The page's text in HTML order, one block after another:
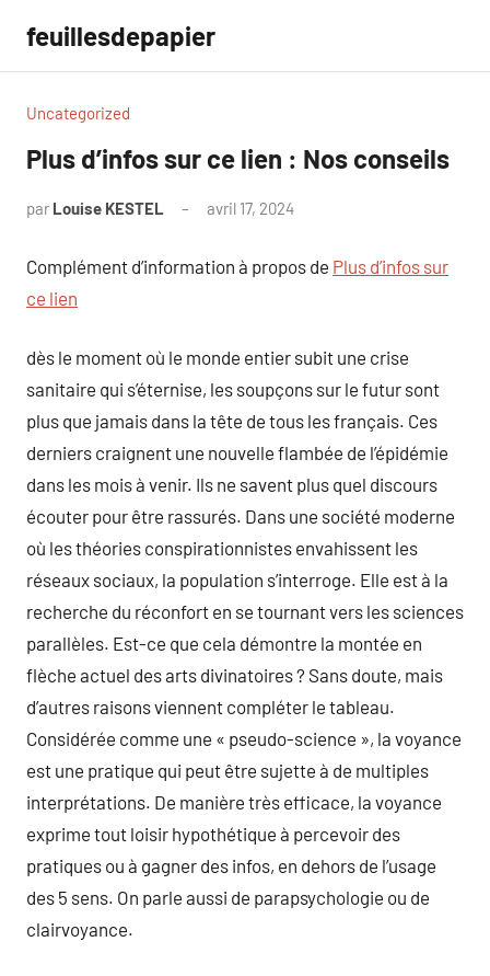
contenu
feuillesdepapier
Uncategorized
Plus d’infos sur ce lien : Nos conseils
par Louise KESTEL avril 17, 2024
Complément d’information à propos de Plus d’infos sur
ce lien
dès le moment où le monde entier subit une crise
sanitaire qui s’éternise, les soupçons sur le futur sont
plus que jamais dans la tête de tous les français. Ces
derniers craignent une nouvelle flambée de l’épidémie
dans les mois à venir. Ils ne savent plus quel discours
écouter pour être rassurés. Dans une société moderne
où les théories conspirationnistes envahissent les
réseaux sociaux, la population s’interroge. Elle est à la
recherche du réconfort en se tournant vers les sciences
parallèles. Est-ce que cela démontre la montée en
flèche actuel des arts divinatoires ? Sans doute, mais
d’autres raisons viennent compléter le tableau.
Considérée comme une « pseudo-science », la voyance
est une pratique qui peut être sujette à de multiples
interprétations. De manière très efficace, la voyance
exprime tout loisir hypothétique à percevoir des
pratiques ou à gagner des infos, en dehors de l’usage
des 5 sens. On parle aussi de parapsychologie ou de
clairvoyance.